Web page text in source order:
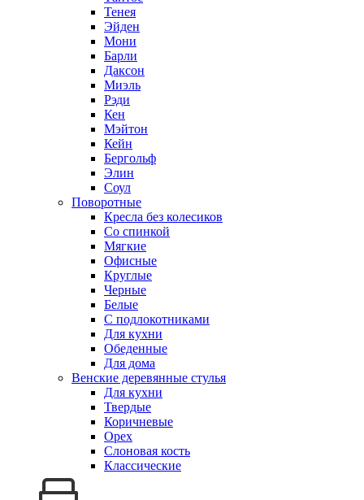
Тенея
Эйден
Мони
Барли
Даксон
Миэль
Рэди
Кен
Мэйтон
Кейн
Бергольф
Элин
Соул
Поворотные
Кресла без колесиков
Со спинкой
Мягкие
Офисные
Круглые
Черные
Белые
С подлокотниками
Для кухни
Обеденные
Для дома
Венские деревянные стулья
Для кухни
Твердые
Коричневые
Орех
Слоновая кость
Классические